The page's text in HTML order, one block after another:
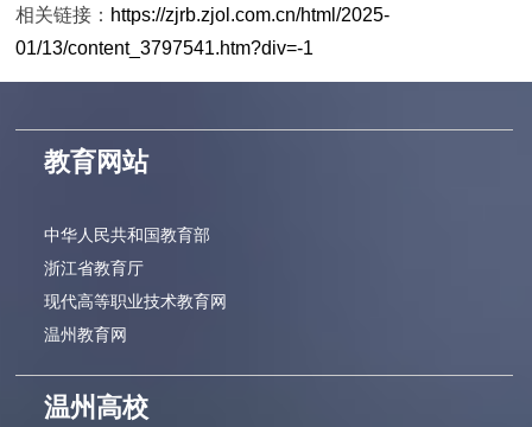
相关链接： https://zjrb.zjol.com.cn/html/2025-
01/13/content_3797541.htm?div=-1
教育网站
中华人民共和国教育部
浙江省教育厅
现代高等职业技术教育网
温州教育网
温州高校